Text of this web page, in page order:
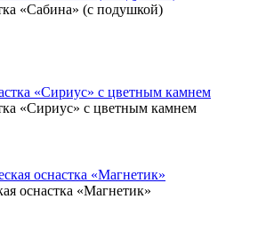
«Сабина» (с подушкой)
«Сириус» с цветным камнем
оснастка «Магнетик»